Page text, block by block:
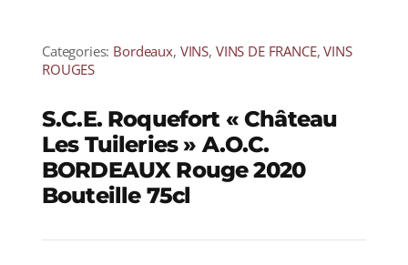
Categories: Bordeaux, VINS, VINS DE FRANCE,VINS
ROUGES
S.C.E. Roquefort « Château
Les Tuileries » A.O.C.
BORDEAUX Rouge 2020
Bouteille 75cl